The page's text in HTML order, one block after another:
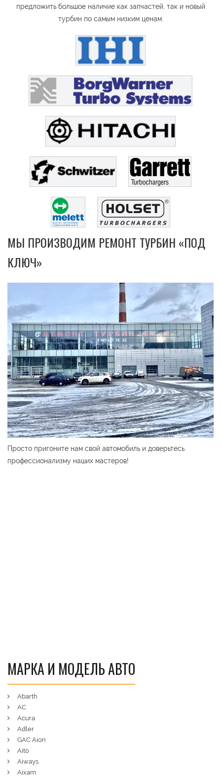
предложить большое наличие как запчастей, так и новый
турбин по самым низким ценам.
МЫ ПРОИЗВОДИМ РЕМОНТ ТУРБИН «ПОД
КЛЮЧ»
Просто пригоните нам свой автомобиль и доверьтесь
профессионализму наших мастеров!
МАРКА И МОДЕЛЬ АВТО
Abarth
AC
Acura
Adler
GAC Aion
Aito
Aiways
Aixam